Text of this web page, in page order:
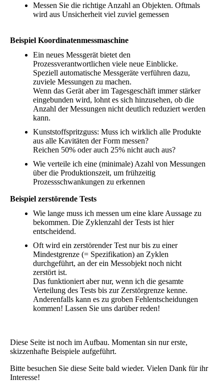
Messen Sie die richtige Anzahl an Objekten. Oftmals
wird aus Unsicherheit viel zuviel gemessen
Beispiel Koordinatenmessmaschine
Ein neues Messgerät bietet den
Prozessverantwortlichen viele neue Einblicke.
Speziell automatische Messgeräte verführen dazu,
zuviele Messungen zu machen.
Wenn das Gerät aber im Tagesgeschäft immer stärker
eingebunden wird, lohnt es sich hinzusehen, ob die
Anzahl der Messungen nicht deutlich reduziert werden
kann.
Kunststoffspritzguss: Muss ich wirklich alle Produkte
aus alle Kavitäten der Form messen?
Reichen 50% oder auch 25% nicht auch aus?
Wie verteile ich eine (minimale) Azahl von Messungen
über die Produktionszeit, um frühzeitig
Prozessschwankungen zu erkennen
Beispiel zerstörende Tests
Wie lange muss ich messen um eine klare Aussage zu
bekommen. Die Zyklenzahl der Tests ist hier
entscheidend.
Oft wird ein zerstörender Test nur bis zu einer
Mindestgrenze (= Spezifikation) an Zyklen
durchgeführt, an der ein Messobjekt noch nicht
zerstört ist.
Das funktioniert aber nur, wenn ich die gesamte
Verteilung des Tests bis zur Zerstörgrenze kenne.
Anderenfalls kann es zu groben Fehlentscheidungen
kommen! Lassen Sie uns darüber reden!
Diese Seite ist noch im Aufbau. Momentan sin nur erste,
skizzenhafte Beispiele aufgeführt.
Bitte besuchen Sie diese Seite bald wieder. Vielen Dank für ihr
Interesse!